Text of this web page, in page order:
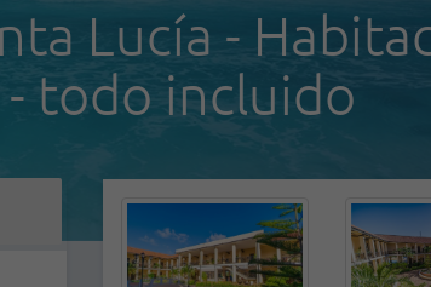
Lucía -
- todo incluido